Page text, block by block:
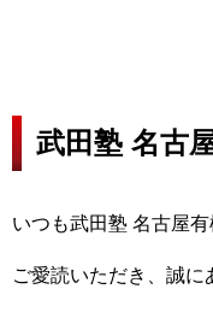
武田塾 名古
いつも武田塾 名古屋
ご愛読いただき、 誠に